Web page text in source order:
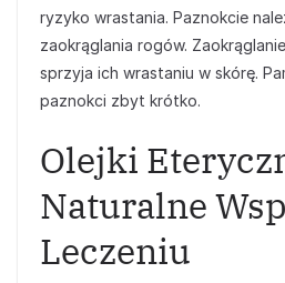
ryzyko wrastania. Paznokcie
zaokrąglania rogów.
sprzyja ich wrastaniu w skórę.
paznokci zbyt krótko.
Olejki
Naturalne
Leczeniu